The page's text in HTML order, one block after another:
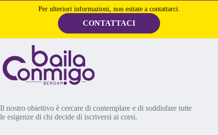
Per ulteriori informazioni, non esitate a contattarci.
CONTATTACI
Il nostro obiettivo è cercare di contemplare e di soddisfare tutte
le esigenze di chi decide di iscriversi ai corsi.